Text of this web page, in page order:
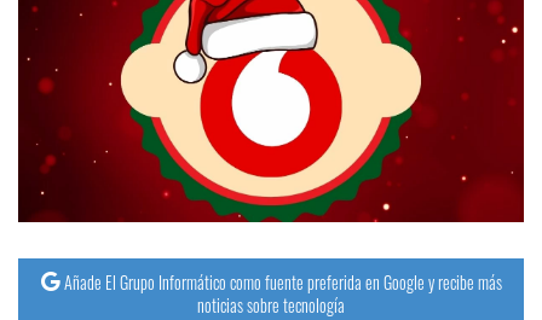
Operadores
Trucos
Tutoriales
Ciberseguridad
Añade El Grupo Informático como fuente preferida en Google y recibe más
noticias sobre tecnología